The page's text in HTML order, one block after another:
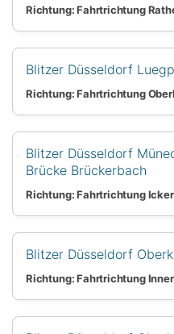
Richtung: Fahrtrichtung
Blitzer Düsseldorf
Richtung: Fahrtrichtung
Blitzer Düsseldorf
Brücke Brückerbach
Richtung: Fahrtrichtung
Blitzer Düsseldorf
Richtung: Fahrtrichtung